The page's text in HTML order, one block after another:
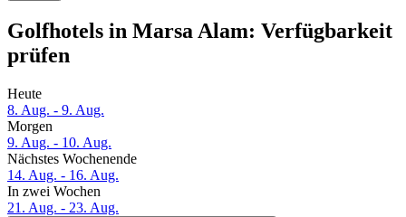
Golfhotels in Marsa Alam: Verfügbarkeit
prüfen
Heute
8. Aug. - 9. Aug.
Morgen
9. Aug. - 10. Aug.
Nächstes Wochenende
14. Aug. - 16. Aug.
In zwei Wochen
21. Aug. - 23. Aug.